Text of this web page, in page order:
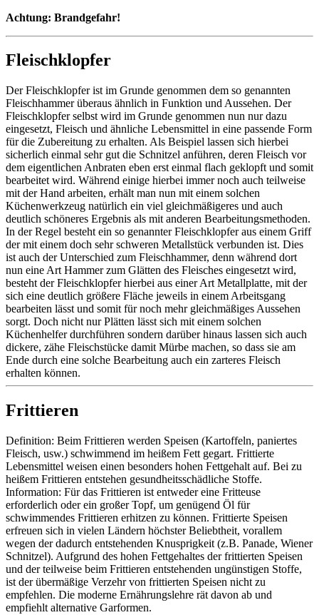
Achtung: Brandgefahr!
Fleischklopfer
Der Fleischklopfer ist im Grunde genommen dem so genannten
Fleischhammer überaus ähnlich in Funktion und Aussehen. Der
Fleischklopfer selbst wird im Grunde genommen nun nur dazu
eingesetzt, Fleisch und ähnliche Lebensmittel in eine passende Form
für die Zubereitung zu erhalten. Als Beispiel lassen sich hierbei
sicherlich einmal sehr gut die Schnitzel anführen, deren Fleisch vor
dem eigentlichen Anbraten eben erst einmal flach geklopft und somit
bearbeitet wird. Während einige hierbei immer noch auch teilweise
mit der Hand arbeiten, erhält man nun mit einem solchen
Küchenwerkzeug natürlich ein viel gleichmäßigeres und auch
deutlich schöneres Ergebnis als mit anderen Bearbeitungsmethoden.
In der Regel besteht ein so genannter Fleischklopfer aus einem Griff
der mit einem doch sehr schweren Metallstück verbunden ist. Dies
ist auch der Unterschied zum Fleischhammer, denn während dort
nun eine Art Hammer zum Glätten des Fleisches eingesetzt wird,
besteht der Fleischklopfer hierbei aus einer Art Metallplatte, mit der
sich eine deutlich größere Fläche jeweils in einem Arbeitsgang
bearbeiten lässt und somit für noch mehr gleichmäßiges Aussehen
sorgt. Doch nicht nur Plätten lässt sich mit einem solchen
Küchenhelfer durchführen sondern darüber hinaus lassen sich auch
dickere, zähe Fleischstücke damit Mürbe machen, so dass sie am
Ende durch eine solche Bearbeitung auch ein zarteres Fleisch
erhalten können.
Frittieren
Definition: Beim Frittieren werden Speisen (Kartoffeln, paniertes
Fleisch, usw.) schwimmend im heißem Fett gegart. Frittierte
Lebensmittel weisen einen besonders hohen Fettgehalt auf. Bei zu
heißem Frittieren entstehen gesundheitsschädliche Stoffe.
Information: Für das Frittieren ist entweder eine Fritteuse
erforderlich oder ein großer Topf, um genügend Öl für
schwimmendes Frittieren erhitzen zu können. Frittierte Speisen
erfreuen sich in vielen Ländern höchster Beliebtheit, vorallem
wegen der dadurch entstehenden Knusprigkeit (z.B. Panade, Wiener
Schnitzel). Aufgrund des hohen Fettgehaltes der frittierten Speisen
und der teilweise beim Frittieren entstehenden ungünstigen Stoffe,
ist der übermäßige Verzehr von frittierten Speisen nicht zu
empfehlen. Die moderne Ernährungslehre rät davon ab und
empfiehlt alternative Garformen.